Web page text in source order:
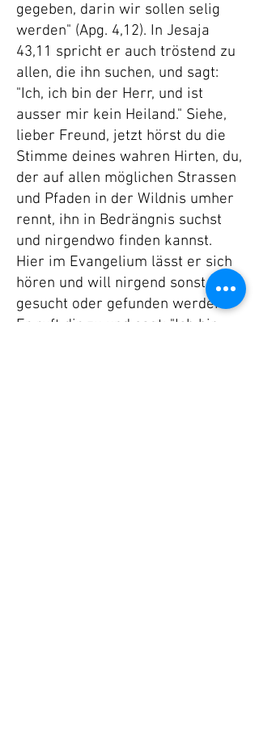
gegeben, darin wir sollen selig
werden" (Apg. 4,12). In Jesaja
43,11 spricht er auch tröstend zu
allen, die ihn suchen, und sagt:
"Ich, ich bin der Herr, und ist
ausser mir kein Heiland." Siehe,
lieber Freund, jetzt hörst du die
Stimme deines wahren Hirten, du,
der auf allen möglichen Strassen
und Pfaden in der Wildnis umher
rennt, ihn in Bedrängnis suchst
und nirgendwo finden kannst.
Hier im Evangelium lässt er sich
hören und will nirgend sonst
gesucht oder gefunden werden.
Er ruft dir zu und sagt: "Ich bin